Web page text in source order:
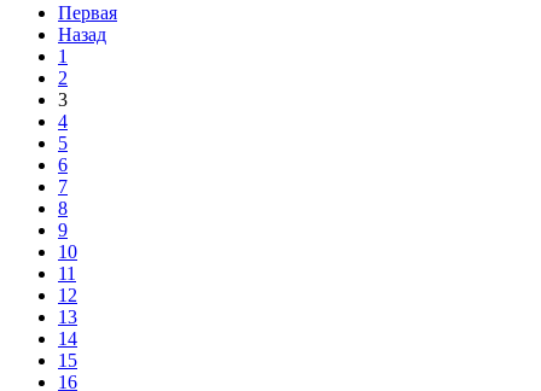
Первая
Назад
1
2
3
4
5
6
7
8
9
10
11
12
13
14
15
16